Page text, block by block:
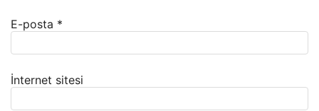
E-posta *
İnternet sitesi